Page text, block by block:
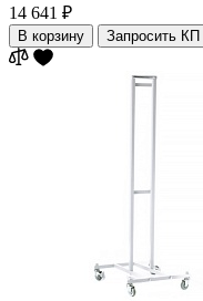
14 641 ₽
В корзину Запросить КП